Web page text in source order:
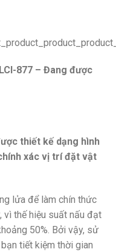
877 – Đang được
thiết kế dạng hình
xác vị trí đặt vật
lửa để làm chín thức
vì thế hiệu suất nấu đạt
50%. Bởi vậy, sử
tiết kiệm thời gian